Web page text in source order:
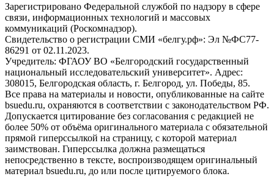
Зарегистрировано Федеральной службой по надзору в сфере
связи, информационных технологий и массовых
коммуникаций (Роскомнадзор).
Свидетельство о регистрации СМИ «белгу.рф»: Эл №ФС77-
86291 от 02.11.2023.
Учредитель: ФГАОУ ВО «Белгородский государственный
национальный исследовательский университет». Адрес:
308015, Белгородская область, г. Белгород, ул. Победы, 85.
Все права на материалы и новости, опубликованные на сайте
bsuedu.ru, охраняются в соответствии с законодательством РФ.
Допускается цитирование без согласования с редакцией не
более 50% от объёма оригинального материала с обязательной
прямой гиперссылкой на страницу, с которой материал
заимствован. Гиперссылка должна размещаться
непосредственно в тексте, воспроизводящем оригинальный
материал bsuedu.ru, до или после цитируемого блока.